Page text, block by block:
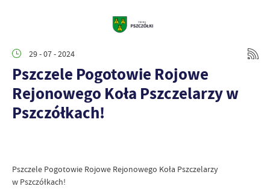
29 - 07 - 2024
Pszczele Pogotowie Rojowe
Rejonowego Koła Pszczelarzy w
Pszczółkach!
Pszczele Pogotowie Rojowe Rejonowego Koła Pszczelarzy
w Pszczółkach!